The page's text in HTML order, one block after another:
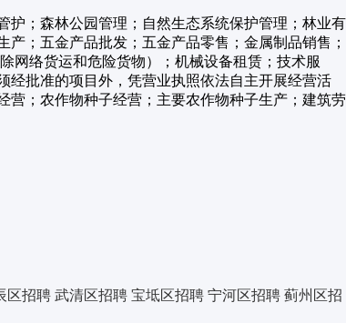
护；森林公园管理；自然生态系统保护管理；林业有
；五金产品批发；五金产品零售；金属制品销售；
网络货运和危险货物）；机械设备租赁；技术服
经批准的项目外，凭营业执照依法自主开展经营活
营；农作物种子经营；主要农作物种子生产；建筑劳
区招聘 武清区招聘 宝坻区招聘 宁河区招聘 蓟州区招